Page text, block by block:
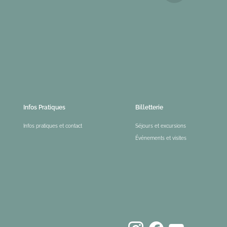
Infos Pratiques
Infos pratiques et contact
Billetterie
Séjours et excursions
Événements et visites